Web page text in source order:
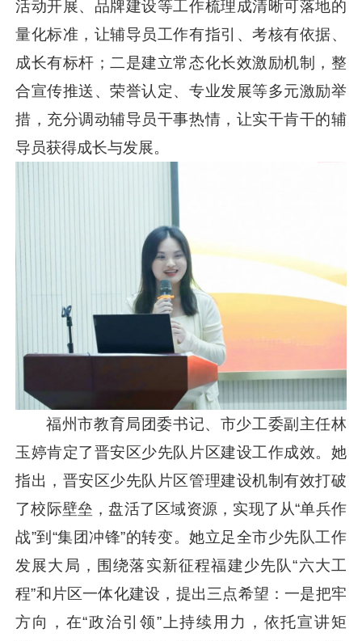
活动开展、品牌建设等工作梳理成清晰可落地的
量化标准，让辅导员工作有指引、考核有依据、
成长有标杆；二是建立常态化长效激励机制，整
合宣传推送、荣誉认定、专业发展等多元激励举
措，充分调动辅导员干事热情，让实干肯干的辅
导员获得成长与发展。
福州市教育局团委书记、市少工委副主任林
玉婷肯定了晋安区少先队片区建设工作成效。她
指出，晋安区少先队片区管理建设机制有效打破
了校际壁垒，盘活了区域资源，实现了从“单兵作
战”到“集团冲锋”的转变。她立足全市少先队工作
发展大局，围绕落实新征程福建少先队“六大工
程”和片区一体化建设，提出三点希望：一是把牢
方向，在“政治引领”上持续用力，依托宣讲矩